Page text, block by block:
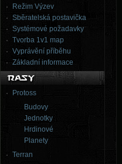
Režim Výzev
Sběratelská postavička
Systémové požadavky
Tvorba 1v1 map
Vyprávění příběhu
Základní informace
Protoss
Budovy
Jednotky
Hrdinové
Planety
Terran